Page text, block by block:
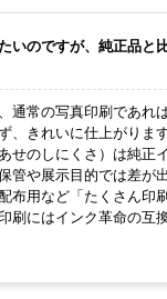
いのですが、純正品と
通常の写真印刷であれ
、きれいに仕上がりま
せのしにくさ）は純正
管や展示目的では差が
布用など「たくさん印
刷にはインク革命の互